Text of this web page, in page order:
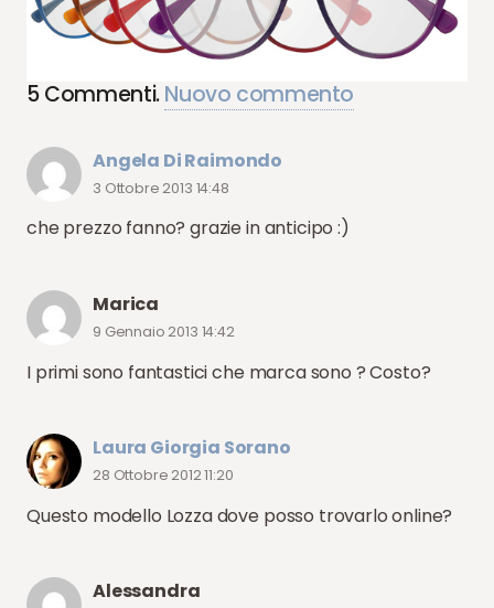
5Commenti.Nuovo commento
Angela Di Raimondo
3 Ottobre 2013 14:48
che prezzo fanno? grazie in anticipo :)
Marica
9 Gennaio 2013 14:42
I primi sono fantastici che marca sono ? Costo?
Laura Giorgia Sorano
28 Ottobre 2012 11:20
Questo modello Lozza dove posso trovarlo online?
Alessandra